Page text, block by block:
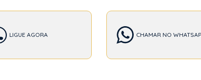
LIGUE AGORA CHAMAR NO